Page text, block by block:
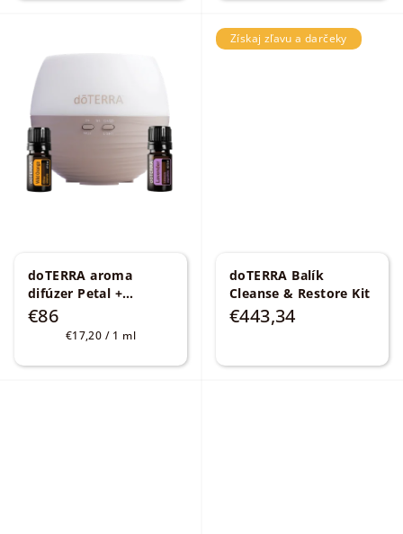
doTERRA aroma
difúzer Petal +
esenciálny olej Wild
Orange 5 ml +
€86
Jednotková
€17,20 / 1 ml
Získaj zľavu a darčeky
doTERRA Balík
Cleanse & Restore Kit
€443,34